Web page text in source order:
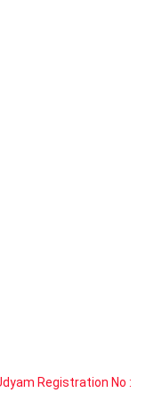
Registration No :